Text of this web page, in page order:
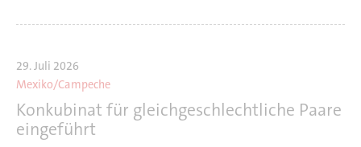
29. Juli 2026
Mexiko/Campeche
Konkubinat für gleichgeschlechtliche Paare
eingeführt